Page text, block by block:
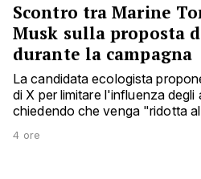
Scontro tra Marine
Musk sulla proposta
durante la campagna
La candidata ecologista
di X per limitare l'influenza
chiedendo che venga "ridotta
4 ore